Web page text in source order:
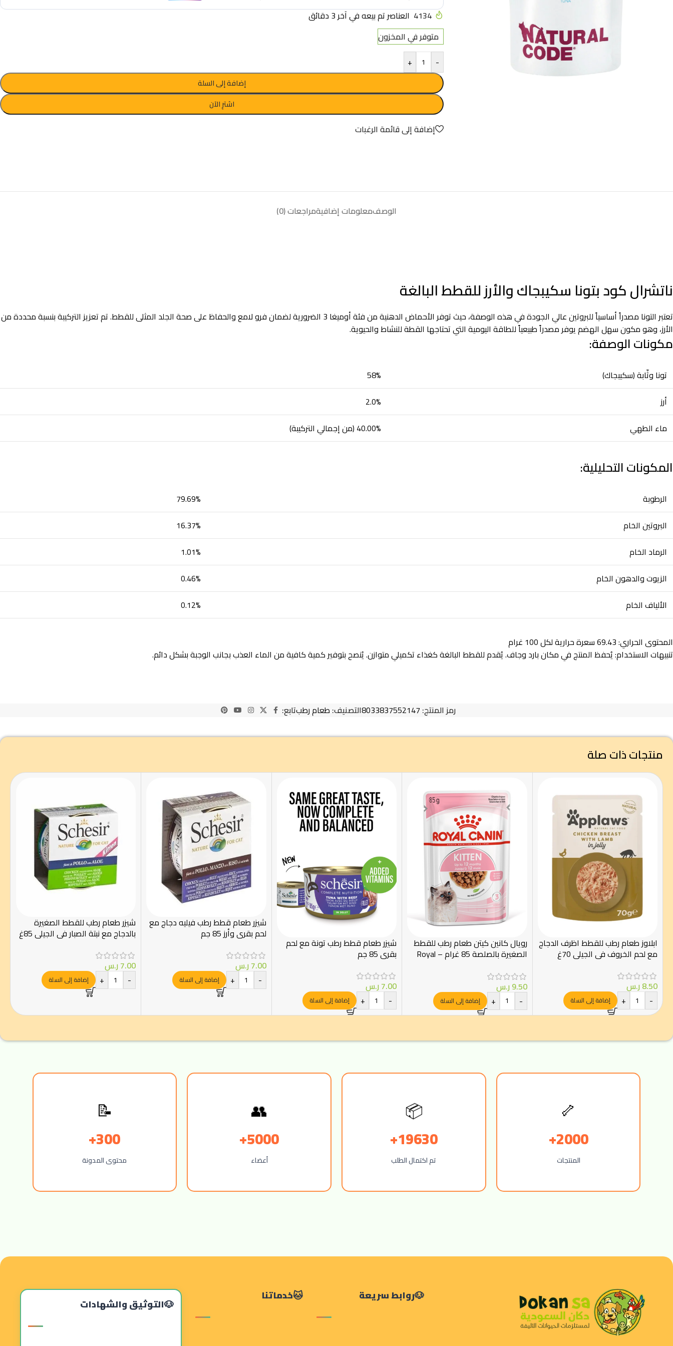
4134 العناصر تم بيعه في آخر 3 دقائق
متوفر في المخزون
-
+
إضافة إلى السلة
اشترِ الآن
إضافة إلى قائمة الرغبات
الوصفمعلومات إضافيةمراجعات (0)
ناتشرال كود بتونا سكيبجاك والأرز للقطط البالغة
تعتبر التونا مصدراً أساسياً للبروتين عالي الجودة في هذه الوصفة، حيث توفر الأحماض الدهنية من فئة أوميغا 3 الضرورية لضمان فرو لامع والحفاظ على صحة الجلد المثلى للقطط. تم تعزيز التركيبة بنسبة محددة من
الأرز، وهو مكون سهل الهضم يوفر مصدراً طبيعياً للطاقة اليومية التي تحتاجها القطة للنشاط والحيوية.
مكونات الوصفة:
تونا وثّابة (سكيبجاك)
58%
أرز
2.0%
ماء الطهي
40.00% (من إجمالي التركيبة)
المكونات التحليلية:
الرطوبة
79.69%
البروتين الخام
16.37%
الرماد الخام
1.01%
الزيوت والدهون الخام
0.46%
الألياف الخام
0.12%
المحتوى الحراري: 69.43 سعرة حرارية لكل 100 غرام
تنبيهات الاستخدام: يُحفظ المنتج في مكان بارد وجاف. يُقدم للقطط البالغة كغذاء تكميلي متوازن. يُنصح بتوفير كمية كافية من الماء العذب بجانب الوجبة بشكل دائم.
رمز المنتج: 8033837552147التصنيف: طعام رطبتابع:
منتجات ذات صلة
ابلاوز طعام رطب للقطط اظرف الدجاج
مع لحم الخروف في الجيلي 70غ
8.50ر.س
-
+ إضافة إلى السلة
رويال كانين كيتن طعام رطب للقطط
الصغيرة بالصلصة 85 غرام – Royal
9.50ر.س
-
+ إضافة إلى السلة
شيزر طعام قطط رطب تونة مع لحم
بقري 85 جم
7.00ر.س
-
+ إضافة إلى السلة
شيزر طعام قطط رطب فيليه دجاج مع
لحم بقري وأرز 85 جم
7.00ر.س
-
+ إضافة إلى السلة
شيزر طعام رطب للقطط الصغيرة
بالدجاج مع نبتة الصبار في الجيلي 85غ
7.00ر.س
-
+ إضافة إلى السلة
🦴
2000+
المنتجات
📦
19630+
تم اكتمال الطلب
👥
5000+
أعضاء
📝
300+
محتوى المدونة
روابط سريعة خدماتنا
التوثيق والشهادات